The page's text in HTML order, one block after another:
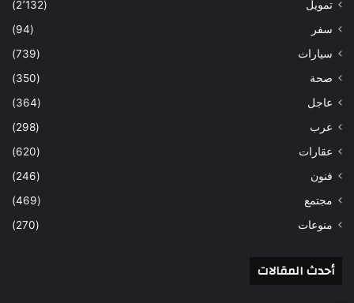
تمويل
(2٬132)
سفر
(94)
سيارات
(739)
صحة
(350)
عاجل
(364)
عرب
(298)
عقارات
(620)
فنون
(246)
مجتمع
(469)
منوعات
(270)
أحدث المقالات